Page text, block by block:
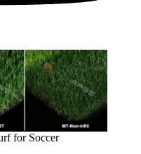
for Soccer